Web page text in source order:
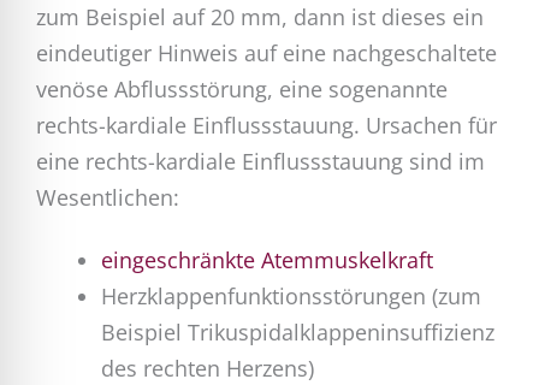
zum Beispiel auf 20 mm, dann ist dieses ein
eindeutiger Hinweis auf eine nachgeschaltete
venöse Abflussstörung, eine sogenannte
rechts-kardiale Einflussstauung. Ursachen für
eine rechts-kardiale Einflussstauung sind im
Wesentlichen:
eingeschränkte Atemmuskelkraft
Herzklappenfunktionsstörungen (zum
Beispiel Trikuspidalklappeninsuffizienz
des rechten Herzens)